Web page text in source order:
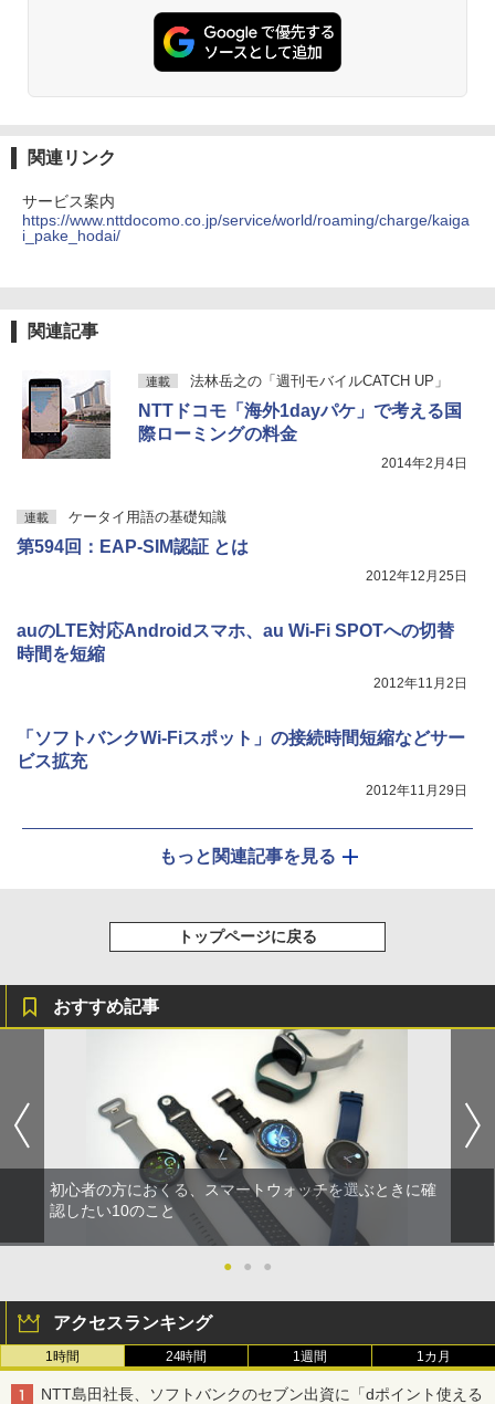
関連リンク
サービス案内
https://www.nttdocomo.co.jp/service/world/roaming/charge/kaiga
i_pake_hodai/
関連記事
連載 法林岳之の「週刊モバイルCATCH UP」
NTTドコモ「海外1dayパケ」で考える国
際ローミングの料金
2014年2月4日
連載 ケータイ用語の基礎知識
第594回：EAP-SIM認証 とは
2012年12月25日
auのLTE対応Androidスマホ、au Wi-Fi SPOTへの切替
時間を短縮
2012年11月2日
「ソフトバンクWi-Fiスポット」の接続時間短縮などサー
ビス拡充
2012年11月29日
もっと関連記事を見る
トップページに戻る
おすすめ記事
初心者の方におくる、スマートウォッチを選ぶときに確
認したい10のこと
● ● ●
アクセスランキング
1時間 24時間 1週間 1カ月
NTT島田社長、ソフトバンクのセブン出資に「dポイント使える